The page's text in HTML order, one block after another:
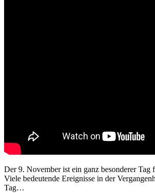
Der 9. November ist ein ganz besonderer Tag
Viele bedeutende Ereignisse in der
Tag…